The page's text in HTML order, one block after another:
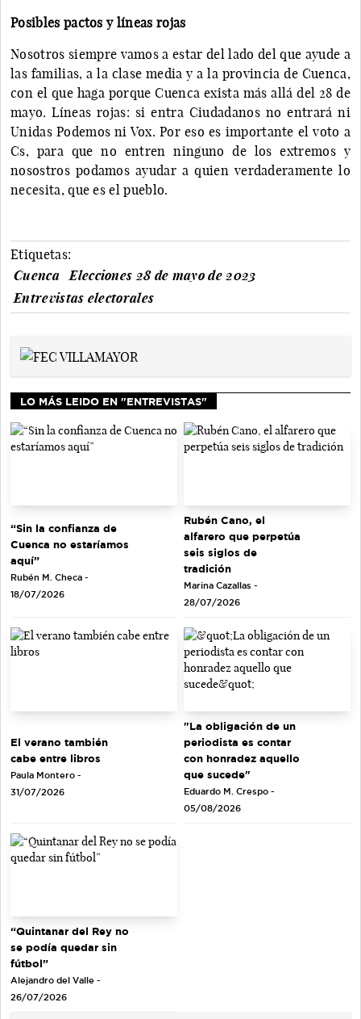
Posibles pactos y líneas rojas
Nosotros siempre vamos a estar del lado del que ayude a
las familias, a la clase media y a la provincia de Cuenca,
con el que haga porque Cuenca exista más allá del 28 de
mayo. Líneas rojas: si entra Ciudadanos no entrará ni
Unidas Podemos ni Vox. Por eso es importante el voto a
Cs, para que no entren ninguno de los extremos y
nosostros podamos ayudar a quien verdaderamente lo
necesita, que es el pueblo.
Etiquetas:
Cuenca
Elecciones 28 de mayo de 2023
Entrevistas electorales
LO MÁS LEIDO EN "ENTREVISTAS"
“Sin la confianza de
Cuenca no estaríamos
aquí”
Rubén M. Checa -
18/07/2026
Rubén Cano, el
alfarero que perpetúa
seis siglos de
tradición
Marina Cazallas -
28/07/2026
El verano también
cabe entre libros
Paula Montero -
31/07/2026
"La obligación de un
periodista es contar
con honradez aquello
que sucede"
Eduardo M. Crespo -
05/08/2026
“Quintanar del Rey no
se podía quedar sin
fútbol”
Alejandro del Valle -
26/07/2026